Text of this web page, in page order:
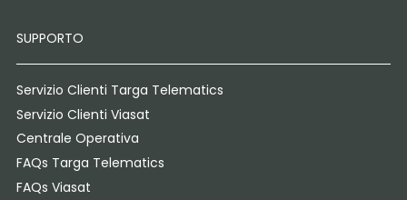
SUPPORTO
Servizio Clienti Targa Telematics
Servizio Clienti Viasat
Centrale Operativa
FAQs Targa Telematics
FAQs Viasat